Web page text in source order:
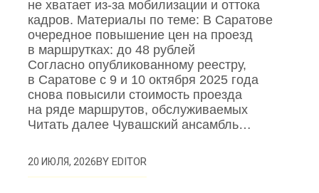
не хватает из‑за мобилизации и оттока
кадров. Материалы по теме: В Саратове
очередное повышение цен на проезд
в маршрутках: до 48 рублей
Согласно опубликованному реестру,
в Саратове с 9 и 10 октября 2025 года
снова повысили стоимость проезда
на ряде маршрутов, обслуживаемых
Читать далее Чувашский ансамбль…
20 ИЮЛЯ, 2026BYEDITOR